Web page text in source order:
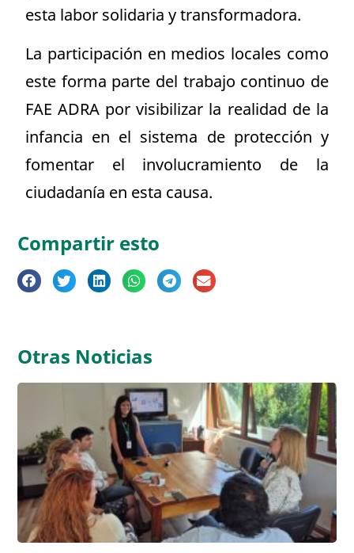
esta labor solidaria y transformadora.
La participación en medios locales como
este forma parte del trabajo continuo de
FAE ADRA por visibilizar la realidad de la
infancia en el sistema de protección y
fomentar el involucramiento de la
ciudadanía en esta causa.
Compartir esto
Otras Noticias